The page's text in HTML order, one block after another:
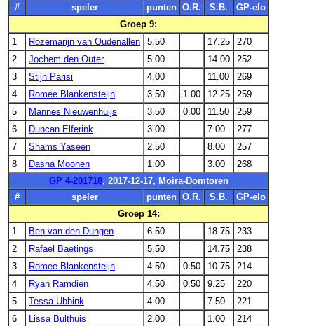
#
speler punten O.R. S.B.
GP-elo
Groep 9:
1
Rozemarijn van Oudenallen 5.50 17.25
270
2
Jochem den Outer 5.00 14.00
252
3
Stijn Parisi 4.00 11.00
269
4
Romee Blankensteijn 3.50 1.00 12.25
259
5
Mannes Nieuwenhuijs 3.50 0.00 11.50
259
6
Duncan Elferink 3.00 7.00
277
7
Shams Yaseen 2.50 8.00
257
8
Dasha Moonen 1.00 3.00
268
GP 4-201718, 2017-12-17, Moira-Domtoren
#
speler punten O.R. S.B.
GP-elo
Groep 14:
1
Ben van den Dungen 6.50 18.75
233
2
Rafael Baetings 5.50 14.75
238
3
Romee Blankensteijn 4.50 0.50 10.75
214
4
Ryan Ramdien 4.50 0.50 9.25
220
5
Tessa Ubbink 4.00 7.50
221
6
Lissa Bulthuis 2.00 1.00
214